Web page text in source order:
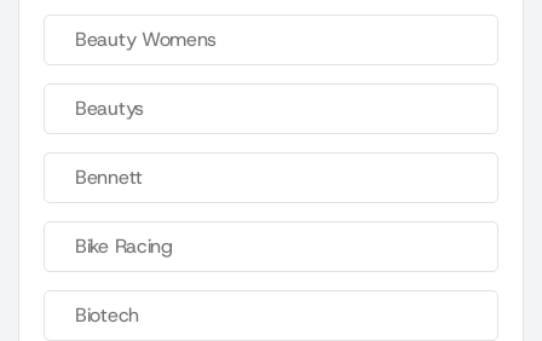
Beauty Womens
Beautys
Bennett
Bike Racing
Biotech